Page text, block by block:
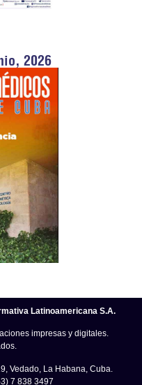
2026
Latinoamericana S.A.
impresas y digitales.
Vedado, La Habana, Cuba.
7 838 3497